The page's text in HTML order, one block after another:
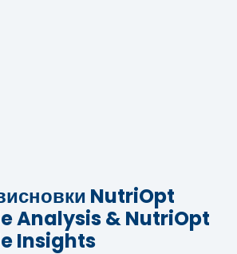
NutriOpt
Analysis & NutriOpt
Insights